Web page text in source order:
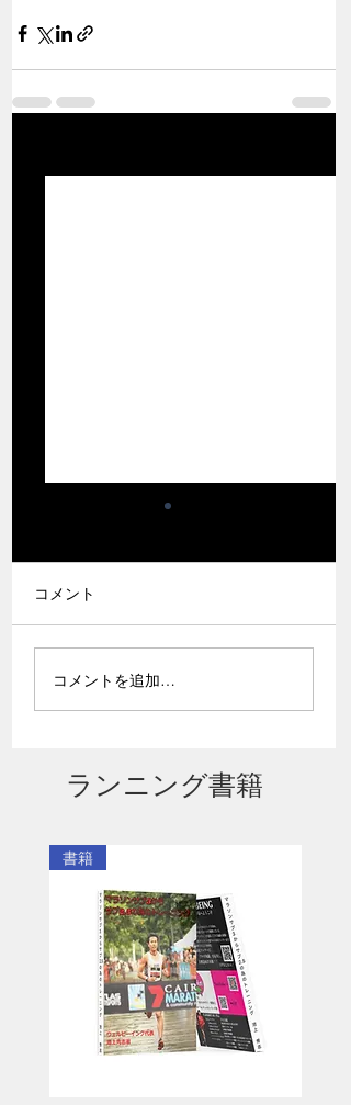
突然ですが、西暦2026
型連休のご予定はすでに
決まっておりますでしょ
ちらの情報はお役に立て
ません。今回は今年の9月
非常に有意義な時間を花
解説系ランチューバー3名
と過ごしたい、ついでに
アジア大会で銅メダルを
獲得したことがある陸上
選手と過ごしたいという
方の為の案内で
コメント
コメントを追加…
ランニング書籍
書籍